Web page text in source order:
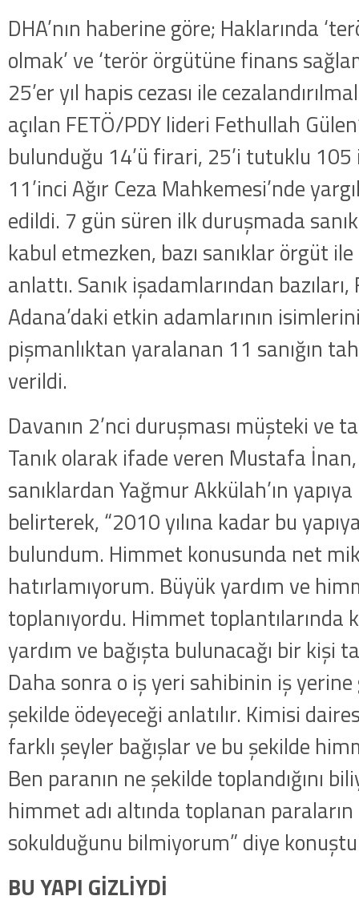
DHA’nın haberine göre; Haklarında
olmak’ ve ‘terör örgütüne finans
25’er yıl hapis cezası ile
açılan FETÖ/PDY lideri Fethullah
bulunduğu 14’ü firari, 25’i tutuklu 105
11’inci Ağır Ceza Mahkemesi’nde
edildi. 7 gün süren ilk duruşmada
kabul etmezken, bazı sanıklar örgüt
anlattı. Sanık işadamlarından bazıları,
Adana’daki etkin adamlarının
pişmanlıktan yaralanan 11 sanığın
verildi.
Davanın 2’nci duruşması müşteki ve
Tanık olarak ifade veren Mustafa
sanıklardan Yağmur Akkülah’ın yapıya
belirterek, “2010 yılına kadar bu
bulundum. Himmet konusunda net
hatırlamıyorum. Büyük yardım ve
toplanıyordu. Himmet toplantılarında
yardım ve bağışta bulunacağı bir kişi
Daha sonra o iş yeri sahibinin iş yerine
şekilde ödeyeceği anlatılır. Kimisi
farklı şeyler bağışlar ve bu şekilde
Ben paranın ne şekilde toplandığını
himmet adı altında toplanan
sokulduğunu bilmiyorum” diye
BU YAPI GİZLİYDİ